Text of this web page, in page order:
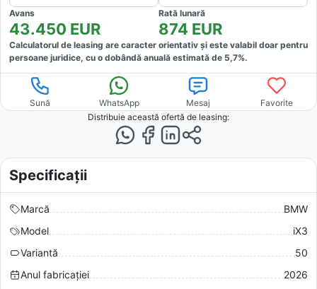
Avans
43.450 EUR
Rată lunară
874 EUR
Calculatorul de leasing are caracter orientativ și este valabil doar pentru
persoane juridice, cu o dobândă anuală estimată de 5,7%.
Sună WhatsApp Mesaj
Favorite
Distribuie această ofertă de leasing:
Specificații
Marcă
BMW
Model
iX3
Variantă
50
Anul fabricației
2026